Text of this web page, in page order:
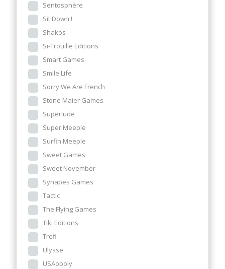
Sentosphère
Sit Down !
Shakos
Si-Trouille Editions
Smart Games
Smile Life
Sorry We Are French
Stone Maier Games
Superlude
Super Meeple
Surfin Meeple
Sweet Games
Sweet November
Synapes Games
Tactic
The Flying Games
Tiki Editions
Trefl
Ulysse
USAopoly